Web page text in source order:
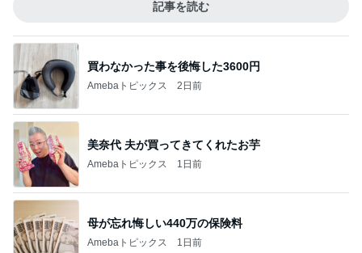
Amebaトピックス 2日前
美奈代 夫が買ってきてくれたお芋
Amebaトピックス 1日前
母が忘れ悔しい440万の保険料
Amebaトピックス 1日前
帰宅後に座った瞬間の寝落ち
Amebaトピックス 1日前